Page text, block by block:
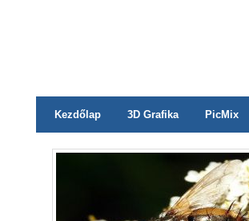
Kezdőlap 3D Grafika PicMix